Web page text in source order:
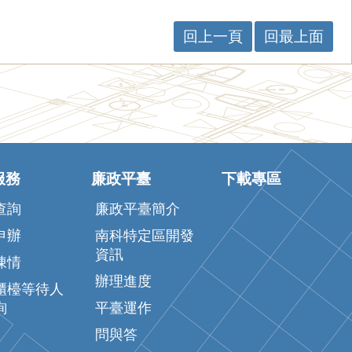
回上一頁 回最上面
務
詢
辦
情
檯等待人
廉政平臺
廉政平臺簡介
南科特定區開發
資訊
辦理進度
平臺運作
問與答
下載專區